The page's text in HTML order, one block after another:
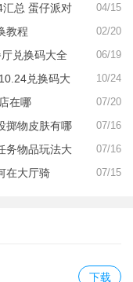
总 蛋仔派对
04/15
教程 02/20
兑换码大全 06/19
兑换码大
10/24
在哪 07/20
掷物皮肤有哪
07/16
务物品玩法大
07/16
在大厅骑 07/15
下载